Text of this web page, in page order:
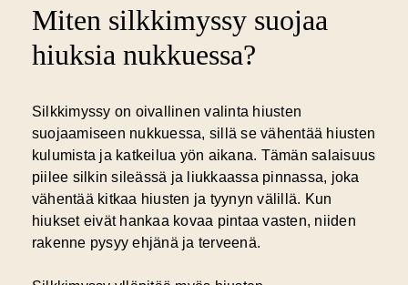
Miten silkkimyssy suojaa
hiuksia nukkuessa?
Silkkimyssy on oivallinen valinta hiusten
suojaamiseen nukkuessa, sillä se vähentää hiusten
kulumista ja katkeilua yön aikana. Tämän salaisuus
piilee silkin sileässä ja liukkaassa pinnassa, joka
vähentää kitkaa hiusten ja tyynyn välillä. Kun
hiukset eivät hankaa kovaa pintaa vasten, niiden
rakenne pysyy ehjänä ja terveenä.